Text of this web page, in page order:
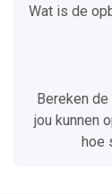
Wat is de
Bereken
jou kunnen
hoe